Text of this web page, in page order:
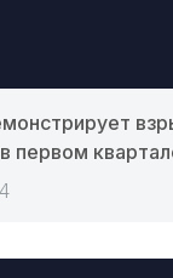
первом